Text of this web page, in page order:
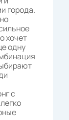
города.
хочет
одну
с